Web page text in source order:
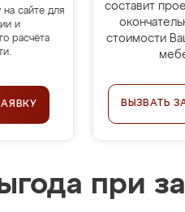
на сайте для
и
расчёта
составит
стоимости
ВЫЗВАТЬ
при